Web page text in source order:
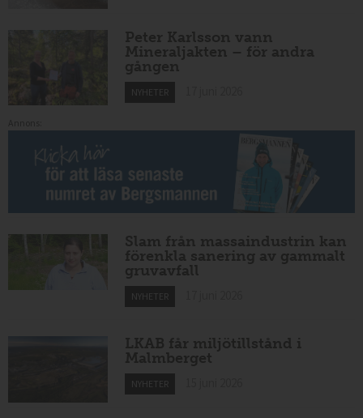
Peter Karlsson vann
Mineraljakten – för andra
gången
NYHETER
Slam från massaindustrin kan
förenkla sanering av gammalt
gruvavfall
NYHETER
LKAB får miljötillstånd i
Malmberget
NYHETER